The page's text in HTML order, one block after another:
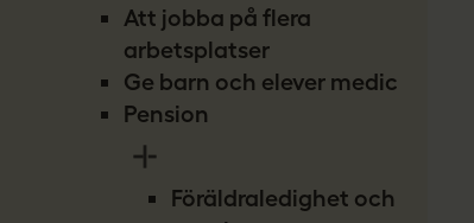
Att jobba på flera
arbetsplatser
Ge barn och elever medicin
Pension
Föräldraledighet och